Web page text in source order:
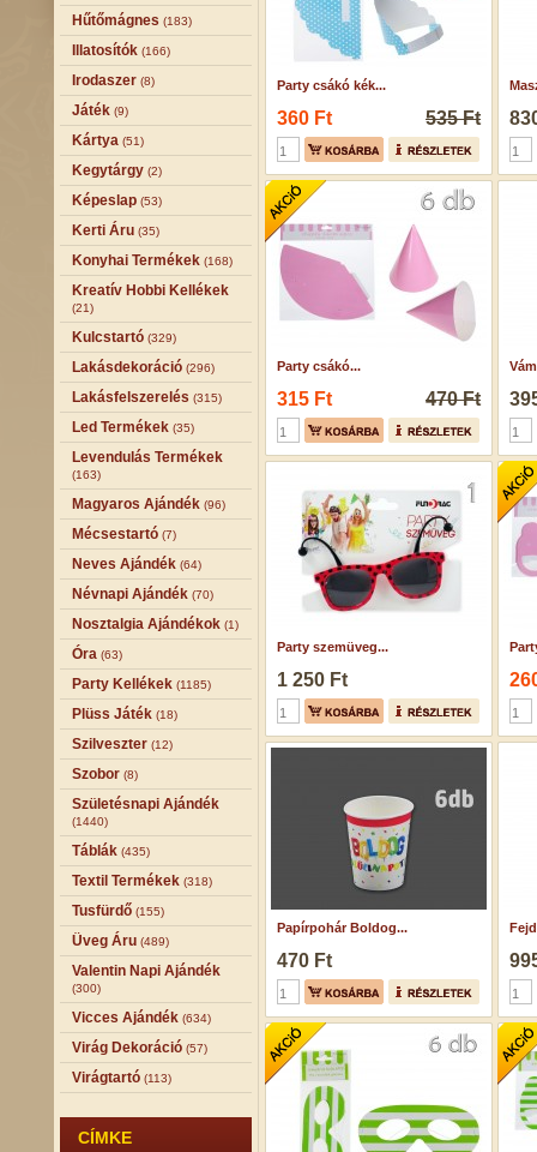
Hűtőmágnes (183)
Illatosítók (166)
Irodaszer (8)
Játék (9)
Kártya (51)
Kegytárgy (2)
Képeslap (53)
Kerti Áru (35)
Konyhai Termékek (168)
Kreatív Hobbi Kellékek
(21)
Kulcstartó (329)
Lakásdekoráció (296)
Lakásfelszerelés (315)
Led Termékek (35)
Levendulás Termékek
(163)
Magyaros Ajándék (96)
Mécsestartó (7)
Neves Ajándék (64)
Névnapi Ajándék (70)
Nosztalgia Ajándékok (1)
Óra (63)
Party Kellékek (1185)
Plüss Játék (18)
Szilveszter (12)
Szobor (8)
Születésnapi Ajándék
(1440)
Táblák (435)
Textil Termékek (318)
Tusfürdő (155)
Üveg Áru (489)
Valentin Napi Ajándék
(300)
Vicces Ajándék (634)
Virág Dekoráció (57)
Virágtartó (113)
CÍMKE
Party csákó kék...
360 Ft 535 Ft
Party csákó...
315 Ft 470 Ft
Party szemüveg...
1 250 Ft
Papírpohár Boldog...
470 Ft